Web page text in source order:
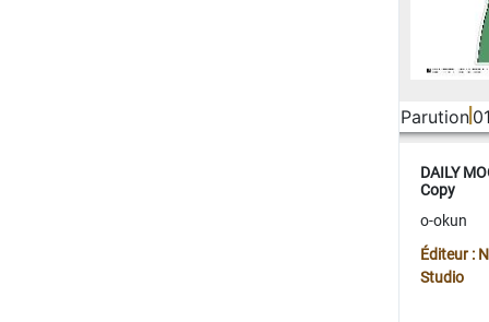
Parution
DAILY
Copy
o-okun
Éditeur :
Studio